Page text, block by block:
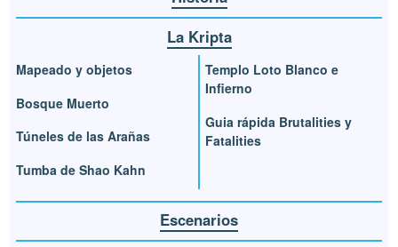
La Kripta
Mapeado y objetos
Bosque Muerto
Túneles de las Arañas
Tumba de Shao Kahn
Templo Loto Blanco e
Infierno
Guia rápida Brutalities y
Fatalities
Escenarios